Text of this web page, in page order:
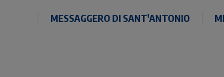
MESSAGGERO DI SANT'ANTONIO